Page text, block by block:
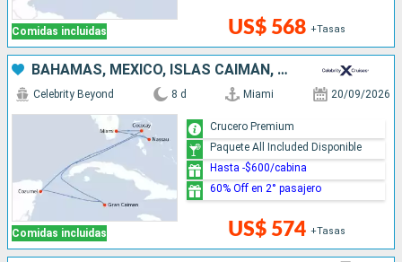
Comidas incluidas US$ 568 +Tasas
BAHAMAS, MÉXICO, ISLAS CAIMÁN, ESTADOS UNIDOS
Comidas incluidas
Celebrity Beyond 8 d Miami 20/09/2026
US$ 574 +Tasas
Crucero Premium
Paquete All Included Disponible
Hasta -$600/cabina
60% Off en 2° pasajero